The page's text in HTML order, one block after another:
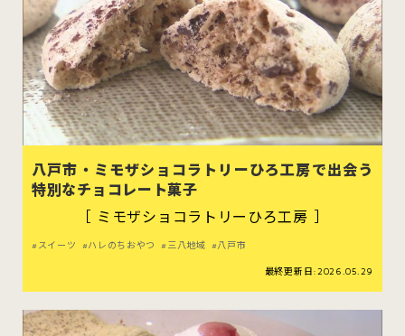
八戸市・ミモザショコラトリーひろ工房で出会う
特別なチョコレート菓子
［ ミモザショコラトリーひろ工房 ］
スイーツ ハレのちおやつ 三八地域 八戸市
最終更新日:2026.05.29